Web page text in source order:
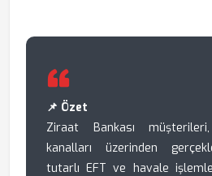
📌 Özet
Ziraat Bankası
kanalları üzerinden
tutarlı EFT ve havale